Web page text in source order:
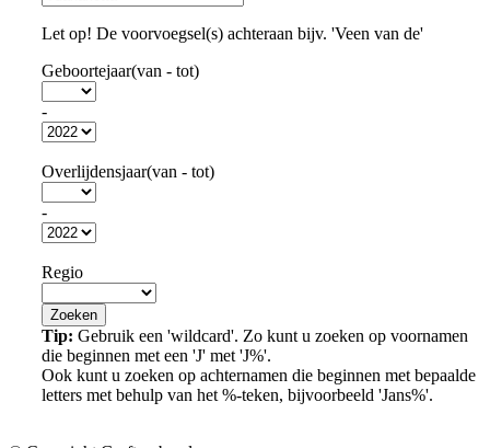
Let op! De voorvoegsel(s) achteraan bijv. 'Veen van de'
Geboortejaar(van - tot)
-
Overlijdensjaar(van - tot)
-
Regio
Tip: Gebruik een 'wildcard'. Zo kunt u zoeken op voornamen
die beginnen met een 'J' met 'J%'.
Ook kunt u zoeken op achternamen die beginnen met bepaalde
letters met behulp van het %-teken, bijvoorbeeld 'Jans%'.